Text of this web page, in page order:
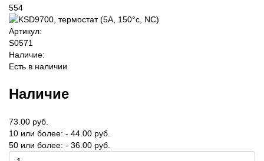
554
Артикул:
S0571
Наличие:
Есть в наличии
Наличие
73.00 руб.
10 или более: - 44.00 руб.
50 или более: - 36.00 руб.